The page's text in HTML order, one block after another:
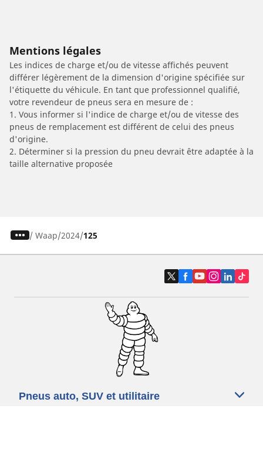
Mentions légales
Les indices de charge et/ou de vitesse affichés peuvent
différer légèrement de la dimension d'origine spécifiée sur
l'étiquette du véhicule. En tant que professionnel qualifié,
votre revendeur de pneus sera en mesure de :
1. Vous informer si l'indice de charge et/ou de vitesse des
pneus de remplacement est différent de celui des pneus
d'origine.
2. Déterminer si la pression du pneu devrait être adaptée à la
taille alternative proposée
/ Waap 2024 125
Pneus auto, SUV et utilitaire